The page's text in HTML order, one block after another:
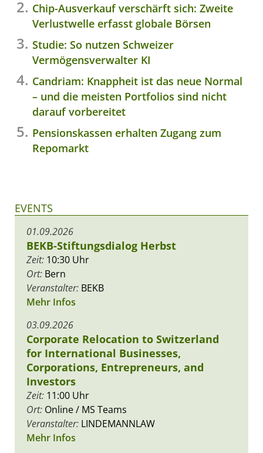
Chip-Ausverkauf verschärft sich: Zweite
Verlustwelle erfasst globale Börsen
Studie: So nutzen Schweizer
Vermögensverwalter KI
Candriam: Knappheit ist das neue Normal
– und die meisten Portfolios sind nicht
darauf vorbereitet
Pensionskassen erhalten Zugang zum
Repomarkt
EVENTS
01.09.2026
BEKB-Stiftungsdialog Herbst
Zeit: 10:30 Uhr
Ort: Bern
Veranstalter: BEKB
Mehr Infos
03.09.2026
Corporate Relocation to Switzerland
for International Businesses,
Corporations, Entrepreneurs, and
Investors
Zeit: 11:00 Uhr
Ort: Online / MS Teams
Veranstalter: LINDEMANNLAW
Mehr Infos